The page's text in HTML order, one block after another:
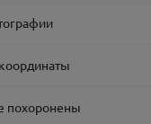
похоронены